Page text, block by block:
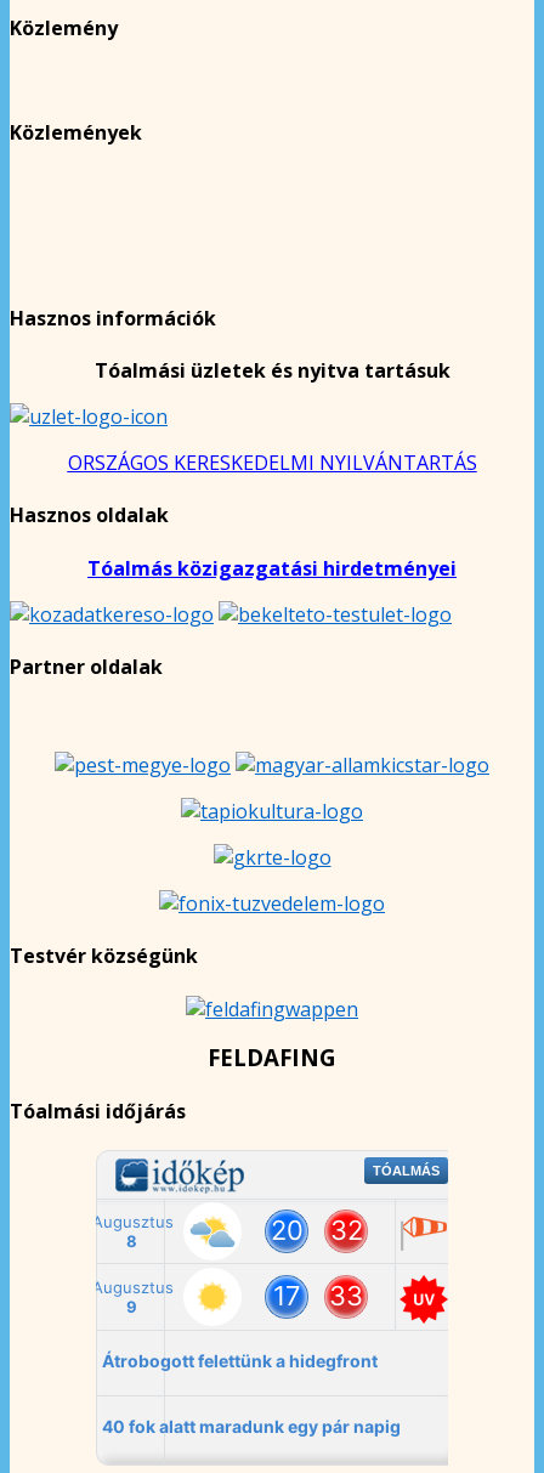
Közlemény
Közlemények
Hasznos információk
Tóalmási üzletek és nyitva tartásuk
ORSZÁGOS KERESKEDELMI NYILVÁNTARTÁS
Hasznos oldalak
Tóalmás közigazgatási hirdetményei
Partner oldalak
Testvér községünk
FELDAFING
Tóalmási időjárás